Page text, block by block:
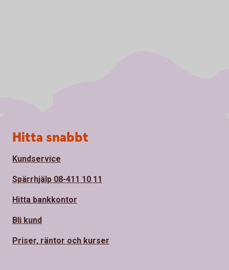
Sidfot
Hitta snabbt
Kundservice
Spärrhjälp 08-411 10 11
Hitta bankkontor
Bli kund
Priser, räntor och kurser